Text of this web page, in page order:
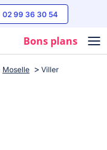
02 99 36 30 54
Bons plans
Moselle Viller